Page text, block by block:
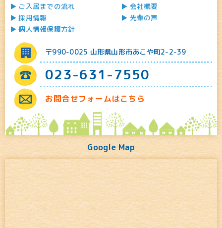
ご入居までの流れ
会社概要
採用情報
先輩の声
個人情報保護方針
〒990-0025 山形県山形市あこや町2-2-39
023-631-7550
お問合せフォームはこちら
Google Map